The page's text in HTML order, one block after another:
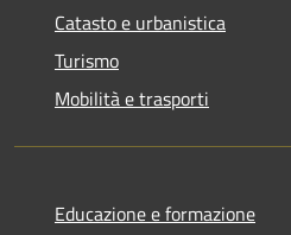
Catasto e urbanistica
Turismo
Mobilità e trasporti
Educazione e formazione